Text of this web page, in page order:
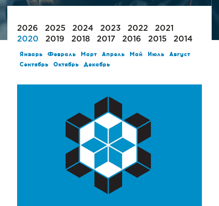
2026 2025 2024 2023 2022
2021
2020
2019 2018 2017 2016 2015 2014
Январь Февраль Март Апрель Май Июль
Август
Сентябрь
Октябрь Декабрь